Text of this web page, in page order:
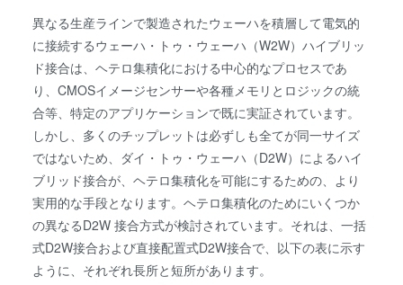
異なる生産ラインで製造されたウェーハを積層して電気的
に接続するウェーハ・トゥ・ウェーハ（W2W）ハイブリッ
ド接合は、ヘテロ集積化における中心的なプロセスであ
り、CMOSイメージセンサーや各種メモリとロジックの統
合等、特定のアプリケーションで既に実証されています。
しかし、多くのチップレットは必ずしも全てが同一サイズ
ではないため、ダイ・トゥ・ウェーハ（D2W）によるハイ
ブリッド接合が、ヘテロ集積化を可能にするための、より
実用的な手段となります。ヘテロ集積化のためにいくつか
の異なるD2W 接合方式が検討されています。それは、一括
式D2W接合および直接配置式D2W接合で、以下の表に示す
ように、それぞれ長所と短所があります。